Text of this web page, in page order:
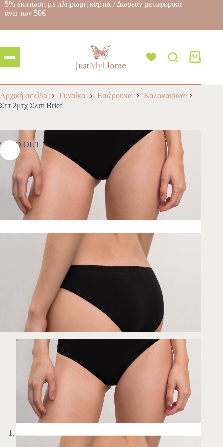
5% έκπτωση με πληρωμή κάρτας / Δωρεάν μεταφορικά
άνω των 50€
Αρχική σελίδα Γυναίκα Εσώρουxα
Καλοκαιρινά
Σετ 2μτχ Σλιπ Brief
SOLD OUT